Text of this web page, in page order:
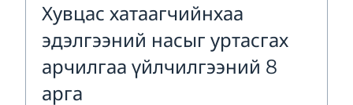
Хувцас хатаагчийнхаа
эдэлгээний насыг уртасгах
арчилгаа үйлчилгээний 8
арга